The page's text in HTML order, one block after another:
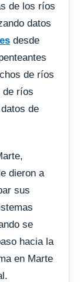
de los ríos
datos
desde
de ríos
de ríos
de
dieron a
sus
se
hacia la
en Marte